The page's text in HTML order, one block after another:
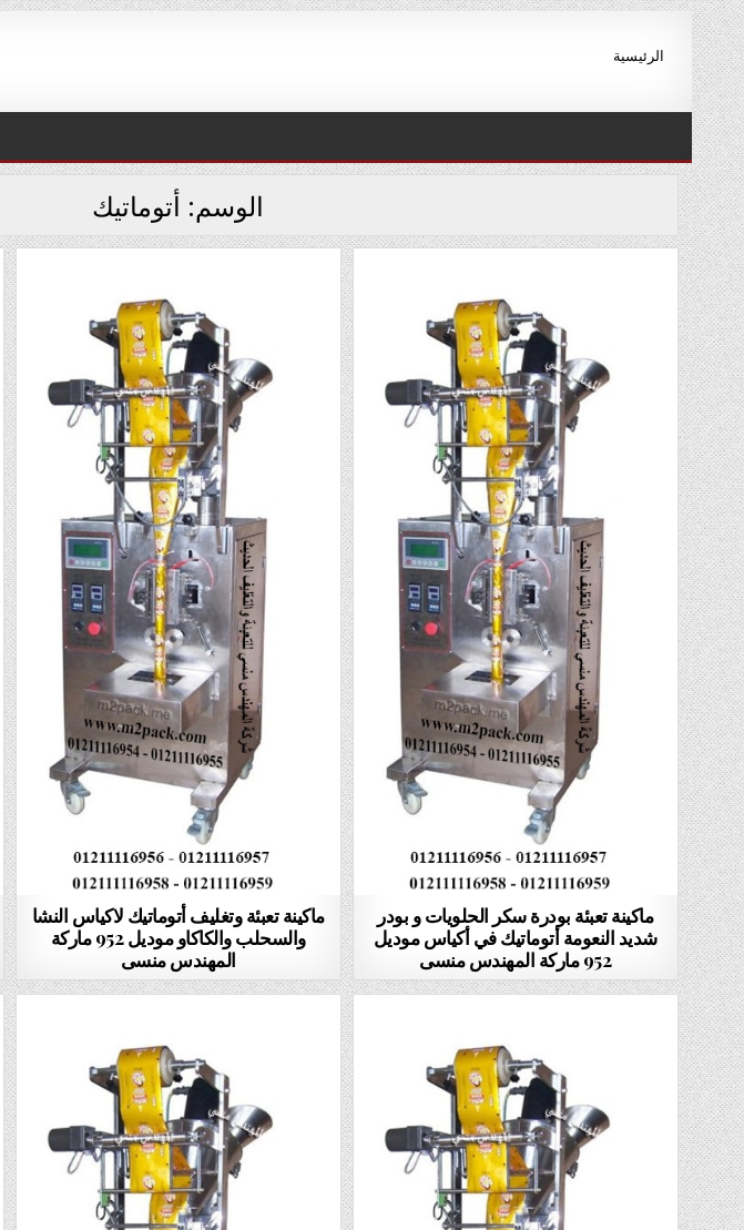
Skip
to
content
الرئيسية
الوسم: أتوماتيك
ماكينة تعبئة وتغليف أتوماتيك لاكياس النشا
والسحلب والكاكاو موديل 952 ماركة
المهندس منسى
ماكينة تعبئة بودرة سكر الحلويات و بودر
شديد النعومة أتوماتيك في أكياس موديل
952 ماركة المهندس منسى